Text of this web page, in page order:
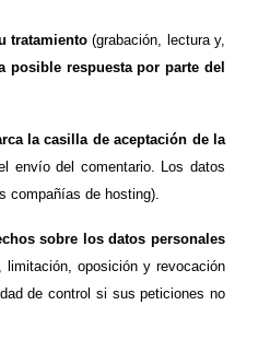
tratamiento(grabación, lectura y,
posible respuesta por parte del
la casilla de aceptación de la
envío del comentario. Los datos
compañías de hosting).
sobre los datos personales
oposición y revocación
de control si sus peticiones no